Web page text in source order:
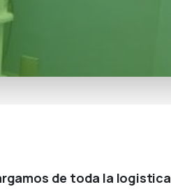
de toda la logistica